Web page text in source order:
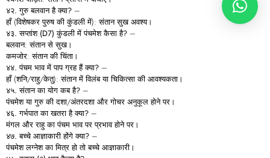
४२.गुरुबलवानहैक्या? –
हाँ (विशेषकर पुरुष की कुंडली में): संतान सुख अवश्य।
४३.सप्तांश (D7)कुंडलीमेंपंचमेशकैसाहै? –
बलवान: संतान से सुख।
कमजोर: संतान की चिंता।
४४.पंचम भावमेंपापग्रहहैंक्या? –
हाँ (शनि/राहु/केतु): संतान में विलंब या चिकित्सा की आवश्यकता।
४५.संतानकायोगकबहै? –
पंचमेश या गुरु की दशा/अंतरदशा और गोचर अनुकूल होने पर।
४६.गर्भपातकाखतराहैक्या? –
मंगल और राहु का पंचम भाव पर प्रभाव होने पर।
४७.बच्चेआज्ञाकारीहोंगेक्या? –
पंचमेश लग्नेश का मित्र हो तो बच्चे आज्ञाकारी।